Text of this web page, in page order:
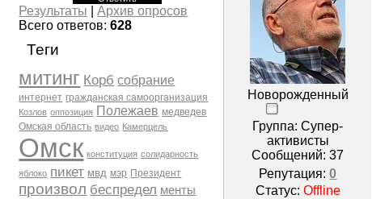
Результаты |Архив опросов
Всего ответов:628
Теги
митинг Корб собрание
интернет гражданская самоорганизация
Козлов оппозиция Полежаев медведев
Омская область видео Камерцель
Омск конституция солидарность
яблоко пикет мвд мэр Президент
произвол беспредел менты
Новорожденный
Группа: Супер-
активисты
Сообщений:37
Репутация:0
Статус: Offline